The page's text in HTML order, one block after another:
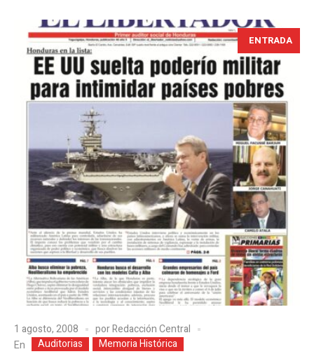
ENTRADA
1 agosto, 2008 porRedacción Central
En
Auditorias Memoria Histórica